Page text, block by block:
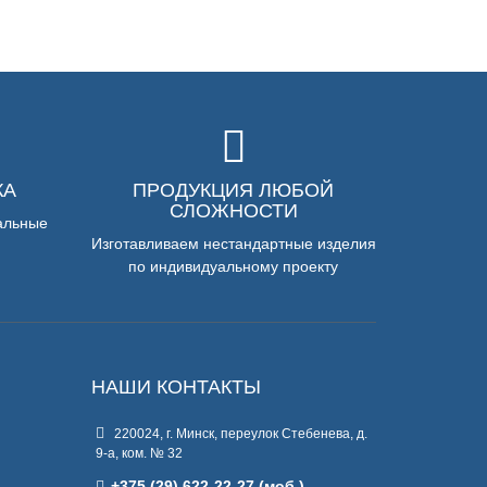
ПРОДУКЦИЯ ЛЮБОЙ
СЛОЖНОСТИ
Изготавливаем нестандартные изделия
по индивидуальному проекту
НАШИ КОНТАКТЫ
220024, г. Минск, переулок Стебенева, д.
9-а, ком. № 32